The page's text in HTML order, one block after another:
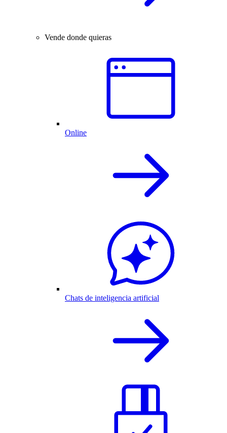
Vende donde quieras
Online
Chats de inteligencia artificial